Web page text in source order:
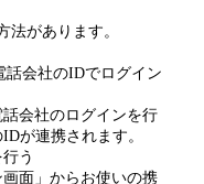
法があります。
話会社のIDでログイン
会社のログインを行
が連携されます。
う
面」からお使いの携